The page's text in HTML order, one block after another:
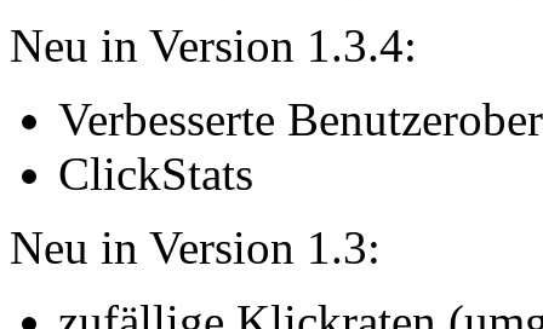
Neu in Version 1.3.4:
Verbesserte
ClickStats
Neu in Version 1.3: